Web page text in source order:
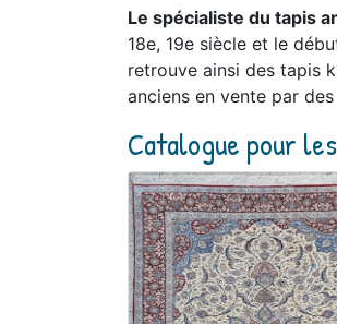
Le spécialiste du tapis
18e, 19e siècle et le
retrouve ainsi des tapis
anciens en vente par
Catalogue pour